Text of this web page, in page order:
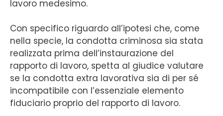
lavoro medesimo.
Con specifico riguardo all’ipotesi che, come
nella specie, la condotta criminosa sia stata
realizzata prima dell’instaurazione del
rapporto di lavoro, spetta al giudice valutare
se la condotta extra lavorativa sia di per sé
incompatibile con l’essenziale elemento
fiduciario proprio del rapporto di lavoro.